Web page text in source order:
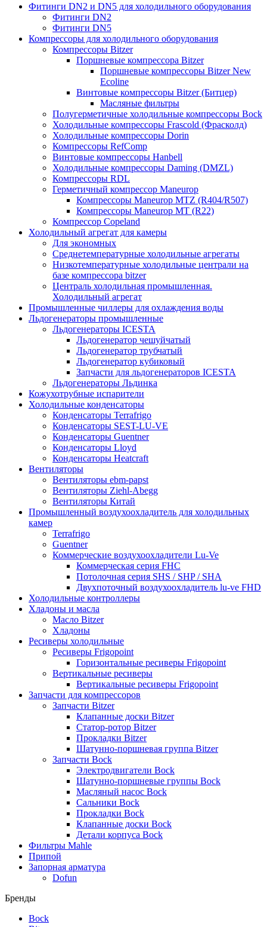
Фитинги DN2 и DN5 для холодильного оборудования
Фитинги DN2
Фитинги DN5
Компрессоры для холодильного оборудования
Компрессоры Bitzer
Поршневые компрессора Bitzer
Поршневые компрессоры Bitzer New
Ecoline
Винтовые компрессоры Bitzer (Битцер)
Масляные фильтры
Полугерметичные холодильные компрессоры Bock
Холодильные компрессоры Frascold (Фрасколд)
Холодильные компрессоры Dorin
Компрессоры RefComp
Винтовые компрессоры Hanbell
Холодильные компрессоры Daming (DMZL)
Компрессоры RDL
Герметичный компрессор Maneurop
Компрессоры Maneurop MTZ (R404/R507)
Компрессоры Maneurop MT (R22)
Компрессор Copeland
Холодильный агрегат для камеры
Для экономных
Среднетемпературные холодильные агрегаты
Низкотемпературные холодильные централи на
базе компрессора bitzer
Централь холодильная промышленная.
Холодильный агрегат
Промышленные чиллеры для охлаждения воды
Льдогенераторы промышленные
Льдогенераторы ICESTA
Льдогенератор чешуйчатый
Льдогенератор трубчатый
Льдогенератор кубиковый
Запчасти для льдогенераторов ICESTA
Льдогенераторы Льдинка
Кожухотрубные испарители
Холодильные конденсаторы
Конденсаторы Terrafrigo
Конденсаторы SEST-LU-VE
Конденсаторы Guentner
Конденсаторы Lloyd
Конденсаторы Heatcraft
Вентиляторы
Вентиляторы ebm-papst
Вентиляторы Ziehl-Abegg
Вентиляторы Китай
Промышленный воздухоохладитель для холодильных
камер
Terrafrigo
Guentner
Коммерческие воздухоохладители Lu-Ve
Коммерческая серия FHC
Потолочная серия SHS / SHP / SHA
Двухпоточный воздухоохладитель lu-ve FHD
Холодильные контроллеры
Хладоны и масла
Масло Bitzer
Хладоны
Ресиверы холодильные
Ресиверы Frigopoint
Горизонтальные ресиверы Frigopoint
Вертикальные ресиверы
Вертикальные ресиверы Frigopoint
Запчасти для компрессоров
Запчасти Bitzer
Клапанные доски Bitzer
Статор-ротор Bitzer
Прокладки Bitzer
Шатунно-поршневая группа Bitzer
Запчасти Bock
Электродвигатели Bock
Шатунно-поршневые группы Bock
Масляный насос Bock
Сальники Bock
Прокладки Bock
Клапанные доски Bock
Детали корпуса Bock
Фильтры Mahle
Припой
Запорная арматура
Dofun
Бренды
Bock